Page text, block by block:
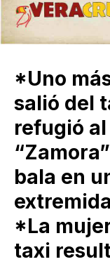
*Uno
salió del
refugió
bala en
*La
taxi